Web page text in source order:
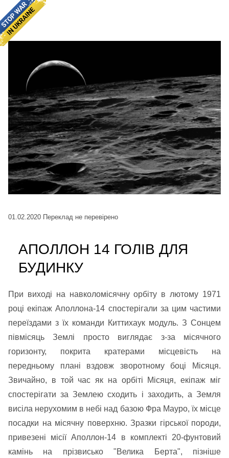
01.02.2020 Переклад не перевірено
АПОЛЛОН 14 ГОЛІВ ДЛЯ
БУДИНКУ
При виході на навколомісячну орбіту в лютому 1971
році екіпаж Аполлона-14 спостерігали за цим частими
переїздами з їх команди Киттихаук модуль. З Сонцем
півмісяць Землі просто виглядає з-за місячного
горизонту, покрита кратерами місцевість на
передньому плані вздовж зворотному боці Місяця.
Звичайно, в той час як на орбіті Місяця, екіпаж міг
спостерігати за Землею сходить і заходить, а Земля
висіла нерухомим в небі над базою Фра Мауро, їх місце
посадки на місячну поверхню. Зразки гірської породи,
привезені місії Аполлон-14 в комплекті 20-фунтовий
камінь на прізвисько "Велика Берта", пізніше